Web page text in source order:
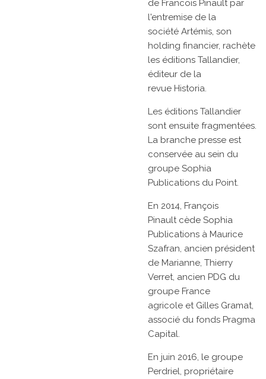
de Francois Pinault par
l'entremise de la
société Artémis, son
holding financier, rachète
les éditions Tallandier,
éditeur de la
revue Historia.
Les éditions Tallandier
sont ensuite fragmentées.
La branche presse est
conservée au sein du
groupe Sophia
Publications du Point.
En 2014, François
Pinault cède Sophia
Publications à Maurice
Szafran, ancien président
de Marianne, Thierry
Verret, ancien PDG du
groupe France
agricole et Gilles Gramat,
associé du fonds Pragma
Capital.
En juin 2016, le groupe
Perdriel, propriétaire